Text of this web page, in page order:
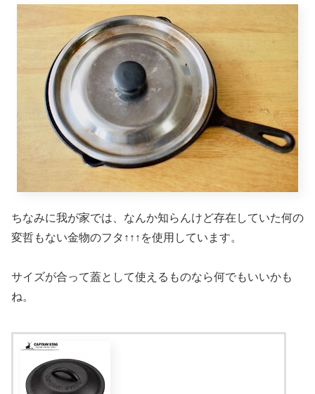
ちなみに我が家では、なんか知らんけど存在していた何の
変哲もない金物のフタ↑↑↑を使用しています。
サイズが合って蓋として使えるものなら何でもいいかも
ね。